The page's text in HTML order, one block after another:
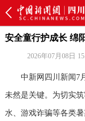
安全童行护成长 绵
2026年07月08日
中新网四川新闻7月
未然是关键。为切实
水、游戏诈骗等各类